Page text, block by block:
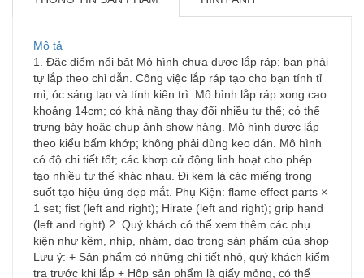
Mô tả
1. Đặc điểm nổi bật Mô hình chưa được lắp ráp; bạn phải
tự lắp theo chỉ dẫn. Công việc lắp ráp tạo cho bạn tính tỉ
mỉ; óc sáng tạo và tính kiên trì. Mô hình lắp ráp xong cao
khoảng 14cm; có khả năng thay đổi nhiều tư thế; có thể
trưng bày hoặc chụp ảnh show hàng. Mô hình được lắp
theo kiểu bấm khớp; không phải dùng keo dán. Mô hình
có độ chi tiết tốt; các khơp cử động linh hoạt cho phép
tạo nhiều tư thế khác nhau. Đi kèm là các miếng trong
suốt tạo hiệu ứng đẹp mắt. Phụ Kiện: flame effect parts ×
1 set; fist (left and right); Hirate (left and right); grip hand
(left and right) 2. Quý khách có thể xem thêm các phụ
kiện như kềm, nhíp, nhám, dao trong sản phẩm của shop
Lưu ý: + Sản phẩm có những chi tiết nhỏ, quý khách kiểm
tra trước khi lắp + Hộp sản phẩm là giấy mỏng, có thể